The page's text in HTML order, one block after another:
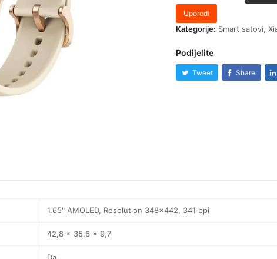
Uporedi
Kategorije: Smart satovi,
Podijelite
Tweet Share
1.65" AMOLED, Resolution 348×442, 341 ppi
42,8 x 35,6 x 9,7